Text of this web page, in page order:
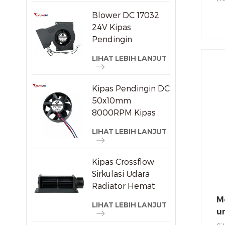
Blower DC 17032
24V Kipas
Pendingin
Tekanan Statis
LIHAT LEBIH LANJUT
Kipas Pendingin DC
50x10mm
8000RPM Kipas
Berkecepatan
Perangkat
Elektronik Kecil
LIHAT LEBIH LANJUT
Kipas Crossflow
Sirkulasi Udara
Radiator Hemat
LIHAT LEBIH LANJUT